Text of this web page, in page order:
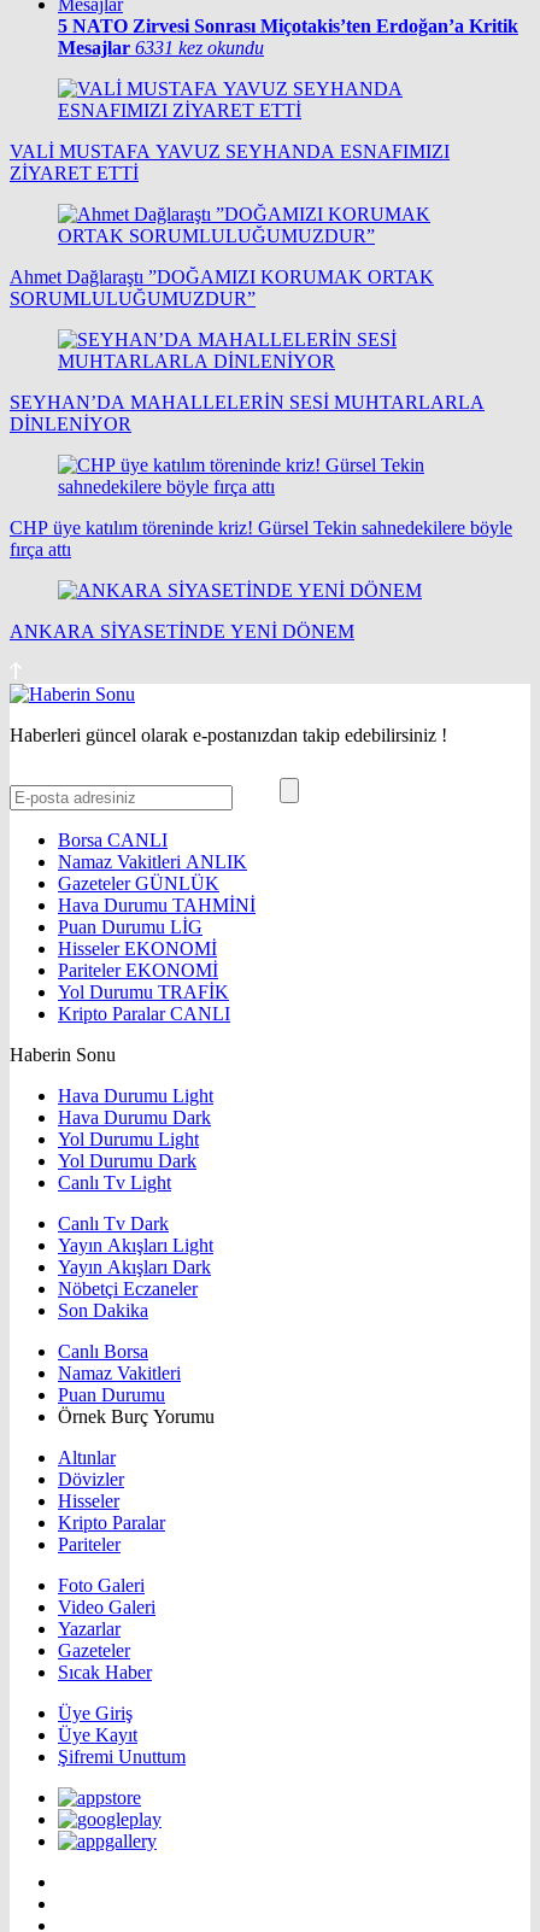
5 NATO Zirvesi Sonrası Miçotakis’ten Erdoğan’a Kritik
Mesajlar 6331 kez okundu
VALİ MUSTAFA YAVUZ SEYHANDA ESNAFIMIZI
ZİYARET ETTİ
Ahmet Dağlaraştı ”DOĞAMIZI KORUMAK ORTAK
SORUMLULUĞUMUZDUR”
SEYHAN’DA MAHALLELERİN SESİ MUHTARLARLA
DİNLENİYOR
CHP üye katılım töreninde kriz! Gürsel Tekin sahnedekilere böyle
fırça attı
ANKARA SİYASETİNDE YENİ DÖNEM
Haberleri güncel olarak e-postanızdan takip edebilirsiniz !
Borsa CANLI
Namaz Vakitleri ANLIK
GazetelerGÜNLÜK
Hava Durumu TAHMİNİ
Puan Durumu LİG
HisselerEKONOMİ
ParitelerEKONOMİ
Yol Durumu TRAFİK
Kripto ParalarCANLI
Haberin Sonu
Hava Durumu Light
Hava Durumu Dark
Yol Durumu Light
Yol Durumu Dark
Canlı Tv Light
Canlı Tv Dark
Yayın Akışları Light
Yayın Akışları Dark
Nöbetçi Eczaneler
Son Dakika
Canlı Borsa
Namaz Vakitleri
Puan Durumu
Örnek Burç Yorumu
Altınlar
Dövizler
Hisseler
Kripto Paralar
Pariteler
Foto Galeri
Video Galeri
Yazarlar
Gazeteler
Sıcak Haber
Üye Giriş
Üye Kayıt
Şifremi Unuttum